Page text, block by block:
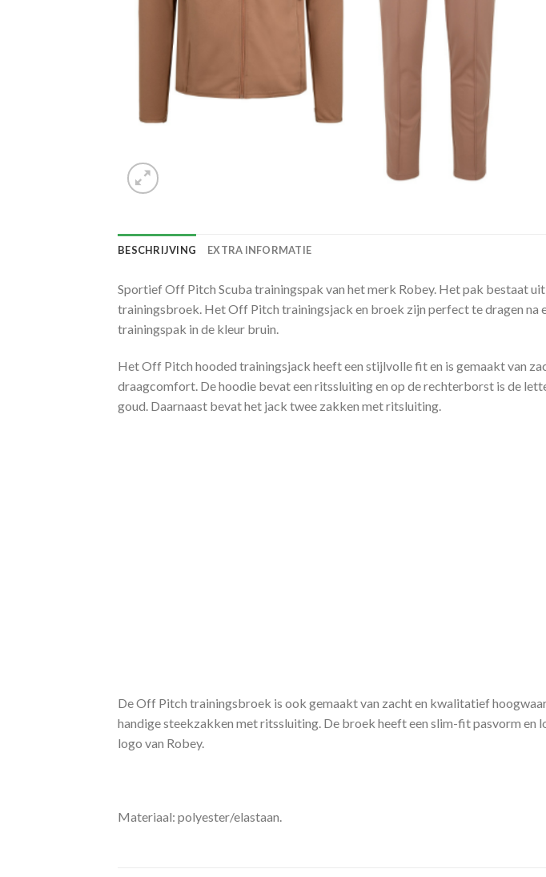
BESCHRIJVING EXTRA INFORMATIE
Sportief Off Pitch Scuba trainingspak van het merk Robey. Het pak bestaat
trainingsbroek. Het Off Pitch trainingsjack en broek zijn perfect te dragen na
trainingspak in de kleur bruin.
Het Off Pitch hooded trainingsjack heeft een stijlvolle fit en is gemaakt van
draagcomfort. De hoodie bevat een ritssluiting en op de rechterborst is de
goud. Daarnaast bevat het jack twee zakken met ritsluiting.
De Off Pitch trainingsbroek is ook gemaakt van zacht en kwalitatief
handige steekzakken met ritssluiting. De broek heeft een slim-fit pasvorm
logo van Robey.
Materiaal: polyester/elastaan.